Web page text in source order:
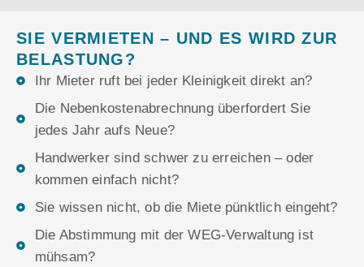
SIE VERMIETEN – UND ES WIRD ZUR
BELASTUNG?
Ihr Mieter ruft bei jeder Kleinigkeit direkt an?
Die Nebenkostenabrechnung überfordert Sie
jedes Jahr aufs Neue?
Handwerker sind schwer zu erreichen – oder
kommen einfach nicht?
Sie wissen nicht, ob die Miete pünktlich eingeht?
Die Abstimmung mit der WEG-Verwaltung ist
mühsam?